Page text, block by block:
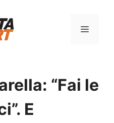
MENU
“Fai le
E